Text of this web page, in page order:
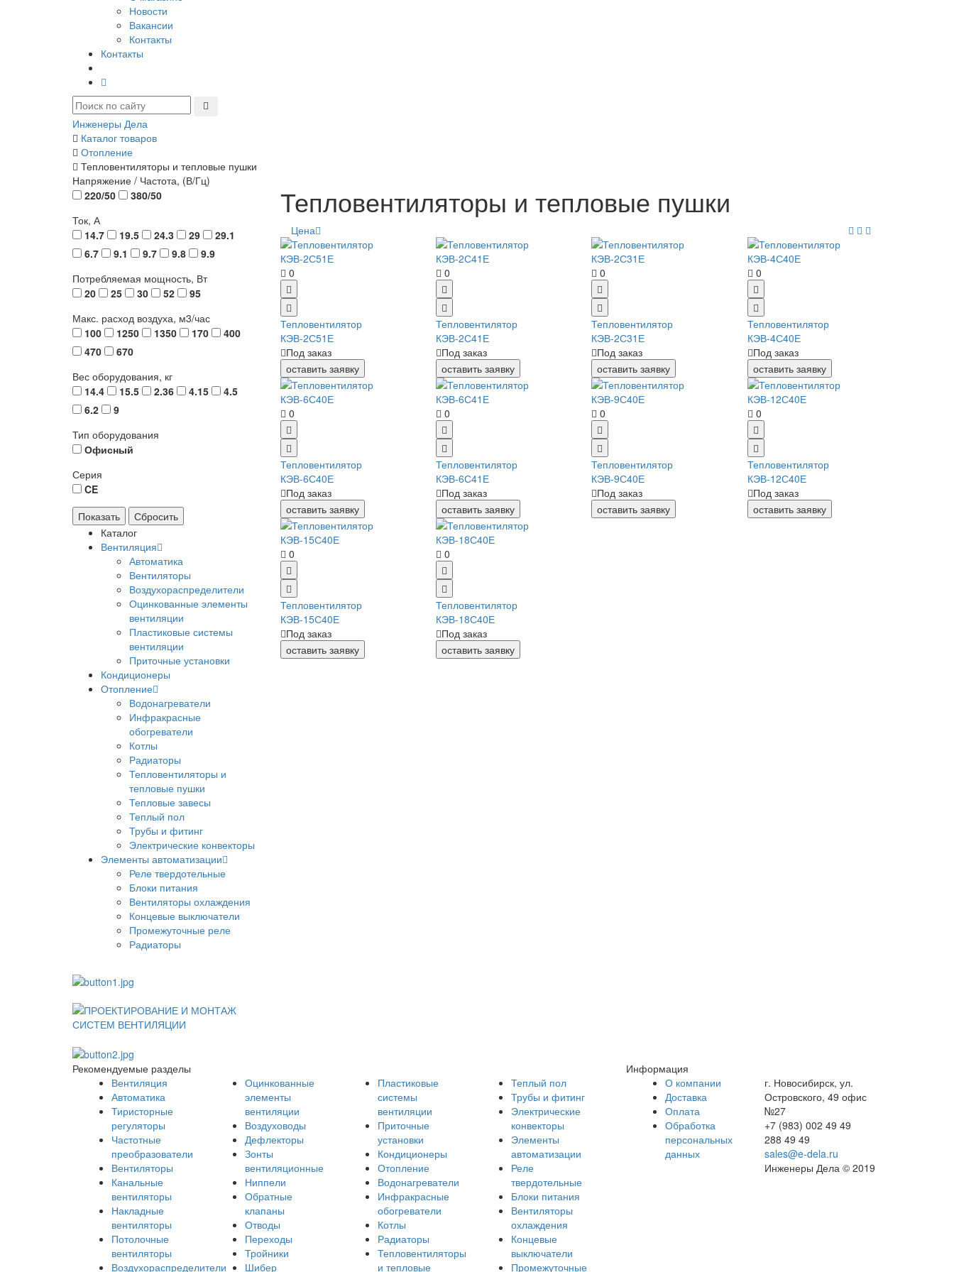
Новости
Вакансии
Контакты
Контакты
Инженеры Дела
Каталог товаров
Отопление
Тепловентиляторы и тепловые пушки
Напряжение / Частота, (В/Гц)
220/50
380/50
Ток, А
14.7
19.5 24.3 29
29.1
6.7
9.1 9.7 9.8
9.9
Потребляемая мощность, Вт
20
25 30 52
95
Макс. расход воздуха, м3/час
100
1250 1350 170
400
470
670
Вес оборудования, кг
14.4
15.5 2.36 4.15
4.5
6.2
9
Тип оборудования
Офисный
Серия
CE
Каталог
Вентиляция
Автоматика
Вентиляторы
Воздухораспределители
Оцинкованные элементы
вентиляции
Пластиковые системы
вентиляции
Приточные установки
Кондиционеры
Отопление
Водонагреватели
Инфракрасные
обогреватели
Котлы
Радиаторы
Тепловентиляторы и
тепловые пушки
Тепловые завесы
Теплый пол
Трубы и фитинг
Электрические конвекторы
Элементы автоматизации
Реле твердотельные
Блоки питания
Вентиляторы охлаждения
Концевые выключатели
Промежуточные реле
Радиаторы
Тепловентиляторы и тепловые пушки
Цена
0
Тепловентилятор
КЭВ-2С51Е
Под заказ
оставить заявку
0
Тепловентилятор
КЭВ-2С41Е
Под заказ
оставить заявку
0
Тепловентилятор
КЭВ-2С31Е
Под заказ
оставить заявку
0
Тепловентилятор
КЭВ-4С40Е
Под заказ
оставить заявку
0
Тепловентилятор
КЭВ-6С40Е
Под заказ
оставить заявку
0
Тепловентилятор
КЭВ-6С41Е
Под заказ
оставить заявку
0
Тепловентилятор
КЭВ-9С40Е
Под заказ
оставить заявку
0
Тепловентилятор
КЭВ-12С40Е
Под заказ
оставить заявку
0
Тепловентилятор
КЭВ-15С40Е
Под заказ
оставить заявку
0
Тепловентилятор
КЭВ-18С40Е
Под заказ
оставить заявку
Рекомендуемые разделы
Информация
Вентиляция
Автоматика
Тиристорные
регуляторы
Частотные
преобразователи
Вентиляторы
Канальные
вентиляторы
Накладные
вентиляторы
Потолочные
вентиляторы
Воздухораспределители
Оцинкованные
элементы
вентиляции
Воздуховоды
Дефлекторы
Зонты
вентиляционные
Ниппели
Обратные
клапаны
Отводы
Переходы
Тройники
Шибер
Пластиковые
системы
вентиляции
Приточные
установки
Кондиционеры
Отопление
Водонагреватели
Инфракрасные
обогреватели
Котлы
Радиаторы
Тепловентиляторы
и тепловые
Теплый пол
Трубы и фитинг
Электрические
конвекторы
Элементы
автоматизации
Реле
твердотельные
Блоки питания
Вентиляторы
охлаждения
Концевые
выключатели
Промежуточные
О компании
Доставка
Оплата
Обработка
персональных
данных
г. Новосибирск, ул.
Островского, 49 офис
№27
+7 (983) 002 49 49
288 49 49
sales@e-dela.ru
Инженеры Дела © 2019